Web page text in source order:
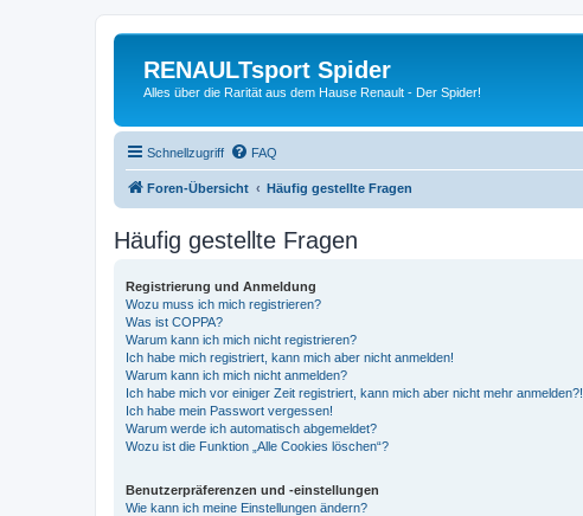
RENAULTsport Spider
Alles über die Rarität aus dem Hause Renault - Der Spider!
Schnellzugriff FAQ
Foren-Übersicht Häufig gestellte Fragen
Häufig gestellte Fragen
Registrierung und Anmeldung
Wozu muss ich mich registrieren?
Was ist COPPA?
Warum kann ich mich nicht registrieren?
Ich habe mich registriert, kann mich aber nicht anmelden!
Warum kann ich mich nicht anmelden?
Ich habe mich vor einiger Zeit registriert, kann mich aber nicht mehr anmelden?!
Ich habe mein Passwort vergessen!
Warum werde ich automatisch abgemeldet?
Wozu ist die Funktion „Alle Cookies löschen“?
Benutzerpräferenzen und -einstellungen
Wie kann ich meine Einstellungen ändern?